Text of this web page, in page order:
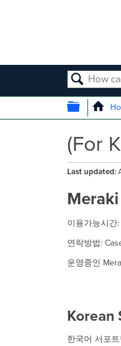
(For
Last updated
이용가능시간
연락방법:
운영중인
Korean
한국어 서포